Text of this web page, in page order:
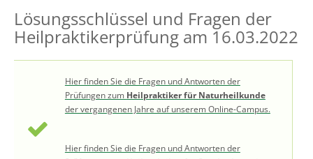
Lösungsschlüssel und Fragen der
Heilpraktikerprüfung am 16.03.2022
Hier finden Sie die Fragen und Antworten der
Prüfungen zum Heilpraktiker für Naturheilkunde
der vergangenen Jahre auf unserem Online-Campus.
Hier finden Sie die Fragen und Antworten der